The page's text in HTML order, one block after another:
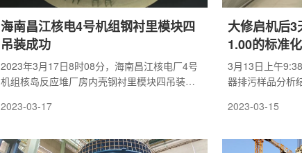
海南昌江核电4号机组钢衬里模块四
吊装成功
2023年3月17日8时08分，海南昌江核电厂4号
机组核岛反应堆厂房内壳钢衬里模块四吊装就
2023-03-17
大修启机后3
1.00的标准
3月13日上午
器排污样品分析
内，WANO化学
后的第二次在大
2023-03-15